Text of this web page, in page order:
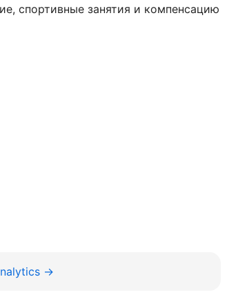
спортивные занятия и компенсацию
→